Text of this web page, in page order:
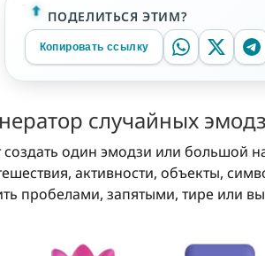
ПОДЕЛИТЬСЯ ЭТИМ?
Копировать ссылку
случайных
один эмодзи или большой
активности, объекты,
пробелами, запятыми, тире или